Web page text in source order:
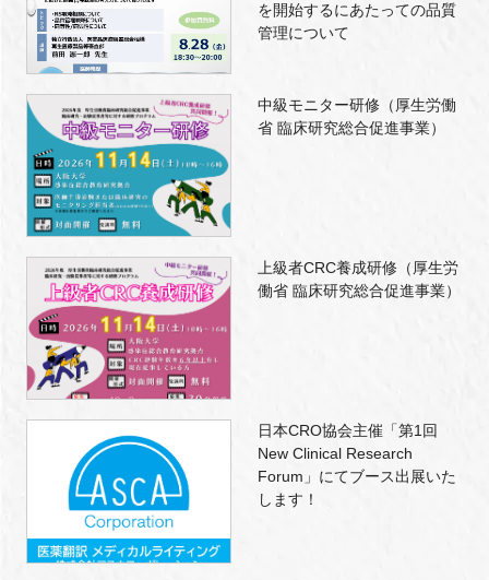
を開始するにあたっての品質
管理について
中級モニター研修（厚生労働
省 臨床研究総合促進事業）
上級者CRC養成研修（厚生労
働省 臨床研究総合促進事業）
日本CRO協会主催「第1回
New Clinical Research
Forum」にてブース出展いた
します！